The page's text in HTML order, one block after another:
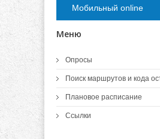
Мобильный online
Меню
Опросы
Поиск маршрутов и кода
Плановое расписание
Ссылки